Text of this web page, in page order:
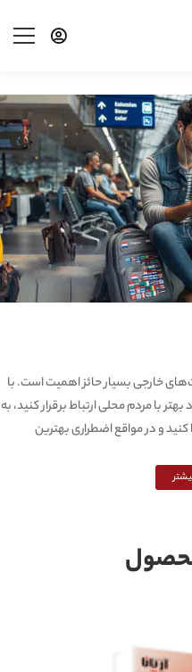
خارجی بسیار حائز اهمیت است. با
با مردم محلی ارتباط برقرار کنید، به
و در مواقع اضطراری بهترین